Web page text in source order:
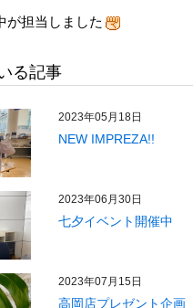
が担当しました
る記事
2023年05月18日
NEW IMPREZA!!
2023年06月30日
七夕イベント開催中
2023年07月15日
高岡店プレゼント企画